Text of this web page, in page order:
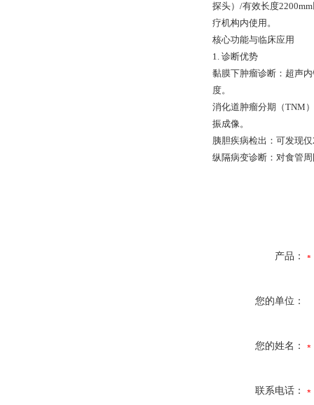
探头）/有效长度
疗机构内使用。
核心功能与临床应用
1. 诊断优势
黏膜下肿瘤诊断：超声
度。
消化道肿瘤分期（TNM
振成像。
胰胆疾病检出：可发现
纵隔病变诊断：对食管
产品：
您的单位：
您的姓名：
联系电话：